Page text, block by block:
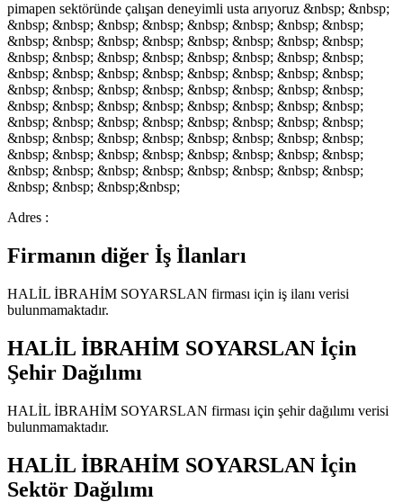
pimapen sektöründe çalışan deneyimli usta arıyoruz &nbsp; &nbsp;
&nbsp; &nbsp; &nbsp; &nbsp; &nbsp; &nbsp; &nbsp; &nbsp;
&nbsp; &nbsp; &nbsp; &nbsp; &nbsp; &nbsp; &nbsp; &nbsp;
&nbsp; &nbsp; &nbsp; &nbsp; &nbsp; &nbsp; &nbsp; &nbsp;
&nbsp; &nbsp; &nbsp; &nbsp; &nbsp; &nbsp; &nbsp; &nbsp;
&nbsp; &nbsp; &nbsp; &nbsp; &nbsp; &nbsp; &nbsp; &nbsp;
&nbsp; &nbsp; &nbsp; &nbsp; &nbsp; &nbsp; &nbsp; &nbsp;
&nbsp; &nbsp; &nbsp; &nbsp; &nbsp; &nbsp; &nbsp; &nbsp;
&nbsp; &nbsp; &nbsp; &nbsp; &nbsp; &nbsp; &nbsp; &nbsp;
&nbsp; &nbsp; &nbsp; &nbsp; &nbsp; &nbsp; &nbsp; &nbsp;
&nbsp; &nbsp; &nbsp; &nbsp; &nbsp; &nbsp; &nbsp; &nbsp;
&nbsp; &nbsp; &nbsp;&nbsp;
Adres :
Firmanın diğer İş İlanları
HALİL İBRAHİM SOYARSLAN firması için iş ilanı verisi
bulunmamaktadır.
HALİL İBRAHİM SOYARSLAN İçin
Şehir Dağılımı
HALİL İBRAHİM SOYARSLAN firması için şehir dağılımı verisi
bulunmamaktadır.
HALİL İBRAHİM SOYARSLAN İçin
Sektör Dağılımı